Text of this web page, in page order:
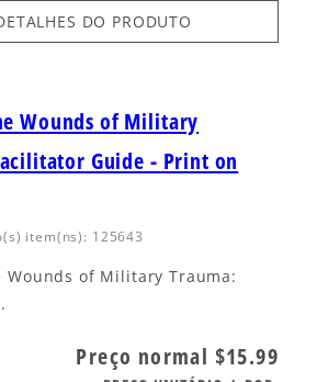
DO PRODUTO
Wounds of Military
Guide - Print on
item(ns): 125643
Wounds of Military Trauma:
Preço normal $15.99